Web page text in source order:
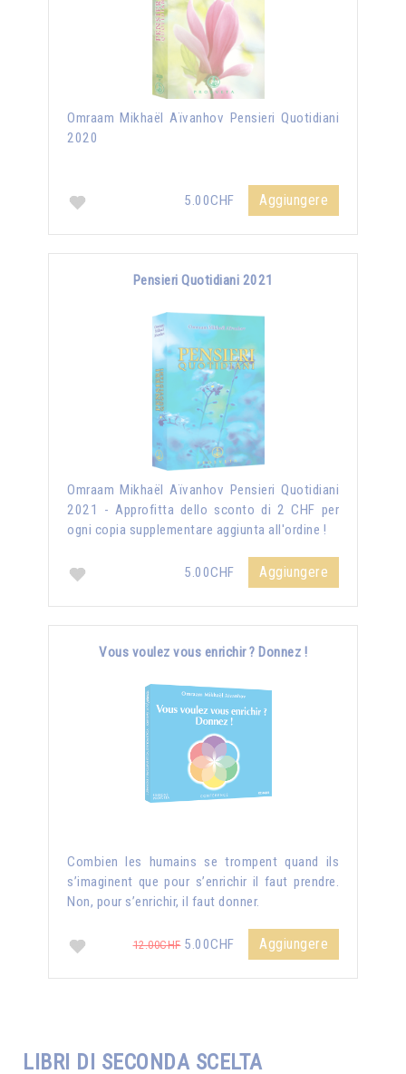
Omraam Mikhaël Aïvanhov Pensieri Quotidiani
2020
5.00CHF Aggiungere
Pensieri Quotidiani 2021
Omraam Mikhaël Aïvanhov Pensieri Quotidiani
2021 - Approfitta dello sconto di 2 CHF per
ogni copia supplementare aggiunta all'ordine !
5.00CHF Aggiungere
Vous voulez vous enrichir ? Donnez !
Combien les humains se trompent quand ils
s’imaginent que pour s’enrichir il faut prendre.
Non, pour s’enrichir, il faut donner.
12.00CHF5.00CHF Aggiungere
LIBRI DI SECONDA SCELTA